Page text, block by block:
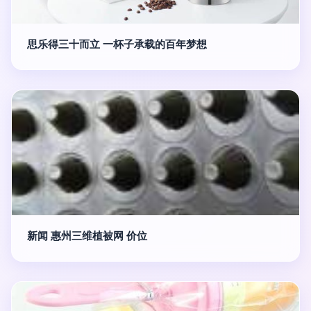
思乐得三十而立 一杯子承载的百年梦想
新闻 惠州三维植被网 价位